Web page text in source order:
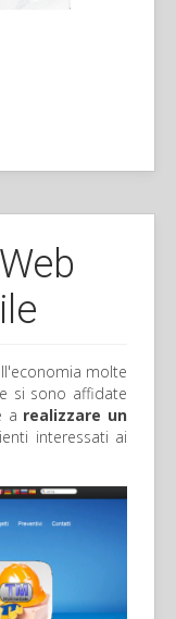
molte
si sono affidate
a realizzare un
interessati ai